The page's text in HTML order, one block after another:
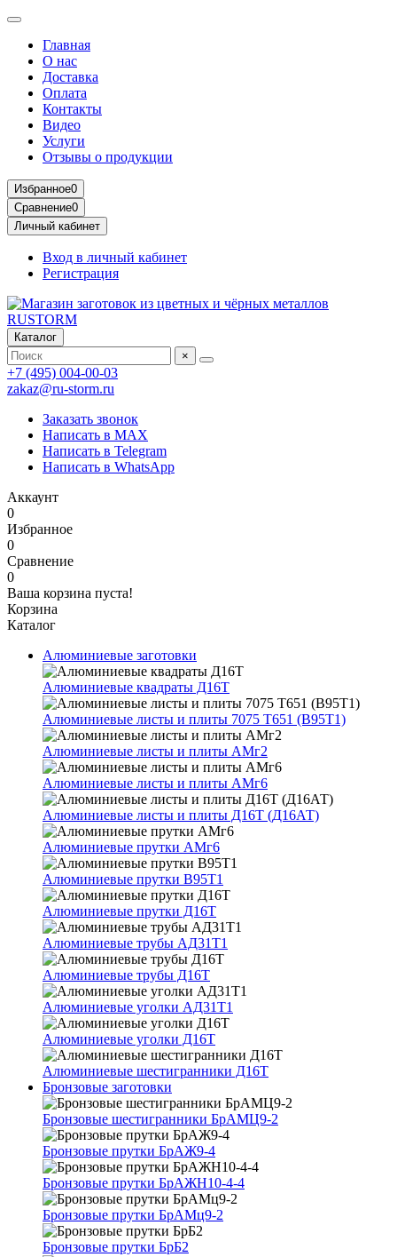
Главная
О нас
Доставка
Оплата
Контакты
Видео
Услуги
Отзывы о продукции
Избранное0
Сравнение0
Личный кабинет
Вход в личный кабинет
Регистрация
Каталог
×
+7 (495) 004-00-03
zakaz@ru-storm.ru
Заказать звонок
Написать в MAX
Написать в Telegram
Написать в WhatsApp
Аккаунт
0
Избранное
0
Сравнение
0
Ваша корзина пуста!
Корзина
Каталог
Алюминиевые заготовки
Алюминиевые квадраты Д16Т
Алюминиевые листы и плиты 7075 Т651 (В95Т1)
Алюминиевые листы и плиты АМг2
Алюминиевые листы и плиты АМг6
Алюминиевые листы и плиты Д16Т (Д16АТ)
Алюминиевые прутки АМг6
Алюминиевые прутки В95Т1
Алюминиевые прутки Д16Т
Алюминиевые трубы АД31Т1
Алюминиевые трубы Д16Т
Алюминиевые уголки АД31Т1
Алюминиевые уголки Д16Т
Алюминиевые шестигранники Д16Т
Бронзовые заготовки
Бронзовые шестигранники БрАМЦ9-2
Бронзовые прутки БрАЖ9-4
Бронзовые прутки БрАЖН10-4-4
Бронзовые прутки БрАМц9-2
Бронзовые прутки БрБ2